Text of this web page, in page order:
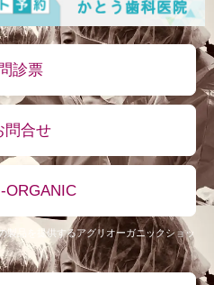
問診票
問合せ
ORGANIC
製品を提供するアグリオーガニックショッ